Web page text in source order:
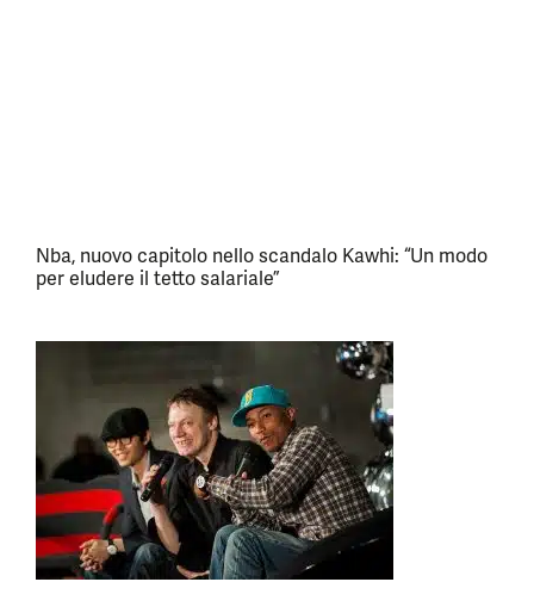
Nba, nuovo capitolo nello scandalo Kawhi: “Un modo
per eludere il tetto salariale”